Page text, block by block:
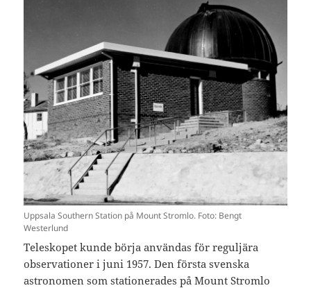
Uppsala Southern Station på Mount Stromlo. Foto: Bengt
Westerlund
Teleskopet kunde börja användas för reguljära
observationer i juni 1957. Den första svenska
astronomen som stationerades på Mount Stromlo